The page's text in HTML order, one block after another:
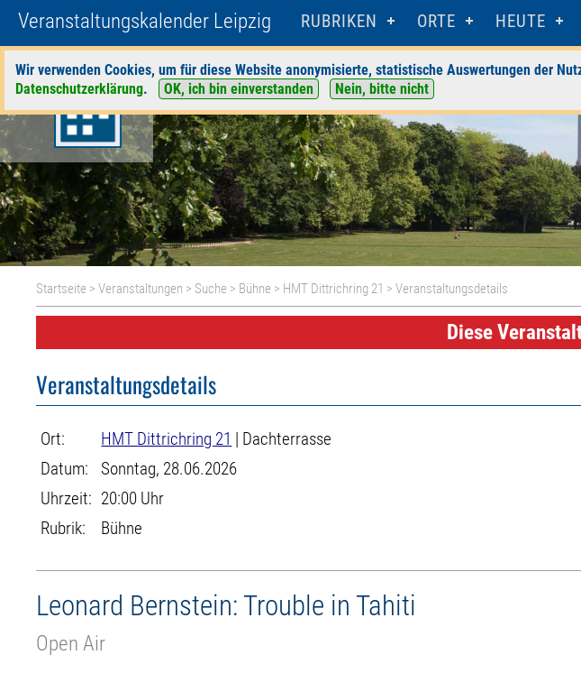
Veranstaltungskalender Leipzig RUBRIKEN ORTE HEUTE
Wir verwenden Cookies, um für diese Website anonymisierte, statistische Auswertungen der
Datenschutzerklärung. OK, ich bin einverstanden Nein, bitte nicht
Startseite >Veranstaltungen > Suche > Bühne > HMT Dittrichring 21 > Veranstaltungsdetails
Diese
Veranstaltungsdetails
Ort: HMT Dittrichring 21 | Dachterrasse
Datum:
Sonntag, 28.06.2026
Uhrzeit: 20:00 Uhr
Rubrik:
Bühne
Leonard Bernstein: Trouble in Tahiti
Open Air